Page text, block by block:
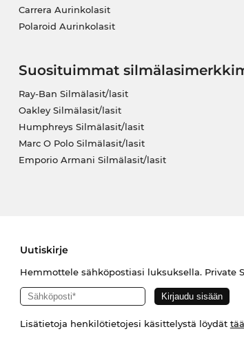
Carrera Aurinkolasit
Polaroid Aurinkolasit
Suosituimmat
Ray-Ban Silmälasit/lasit
Oakley Silmälasit/lasit
Humphreys Silmälasit/lasit
Marc O Polo Silmälasit/lasit
Emporio Armani Silmälasit/lasit
Uutiskirje
Hemmottele sähköpostiasi luksuksella. Private
Lisätietoja henkilötietojesi käsittelystä löydät